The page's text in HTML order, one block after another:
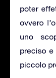
poter
ovvero
uno
preciso
piccolo